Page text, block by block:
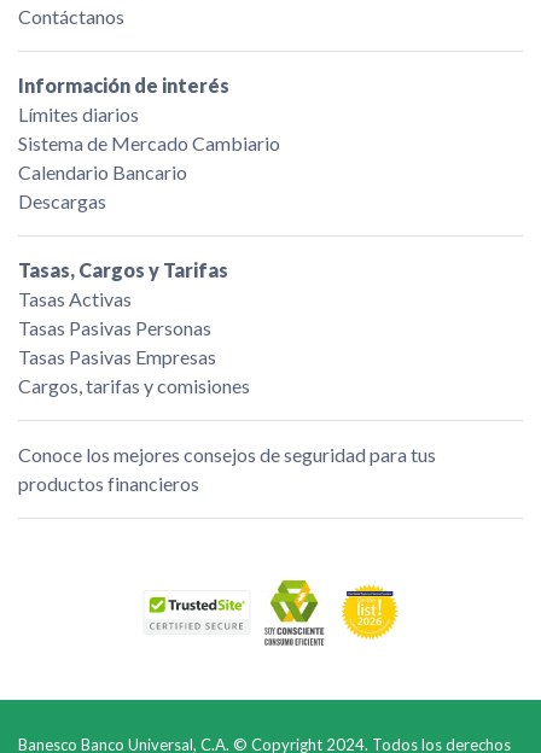
Contáctanos
Información de interés
Límites diarios
Sistema de Mercado Cambiario
Calendario Bancario
Descargas
Tasas, Cargos y Tarifas
Tasas Activas
Tasas Pasivas Personas
Tasas Pasivas Empresas
Cargos, tarifas y comisiones
Conoce los mejores consejos de seguridad para tus
productos financieros
Banesco Banco Universal, C.A. © Copyright 2024. Todos los derechos